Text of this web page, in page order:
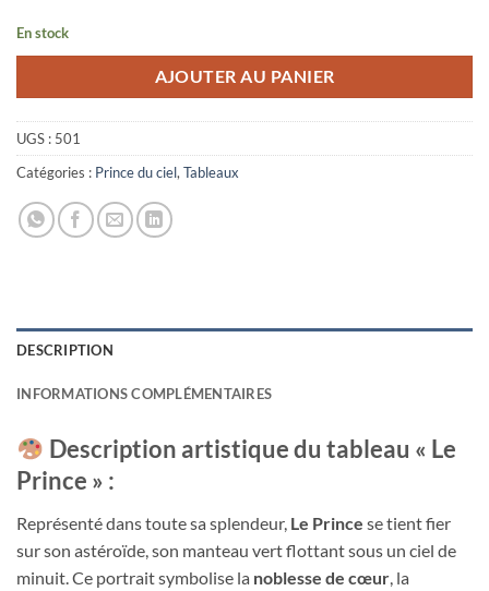
En stock
AJOUTER AU PANIER
UGS : 501
Catégories : Prince du ciel, Tableaux
DESCRIPTION
INFORMATIONS COMPLÉMENTAIRES
Description artistique du tableau « Le
Prince » :
Représenté dans toute sa splendeur, Le Prince se tient fier
sur son astéroïde, son manteau vert flottant sous un ciel de
minuit. Ce portrait symbolise la noblesse de cœur , la